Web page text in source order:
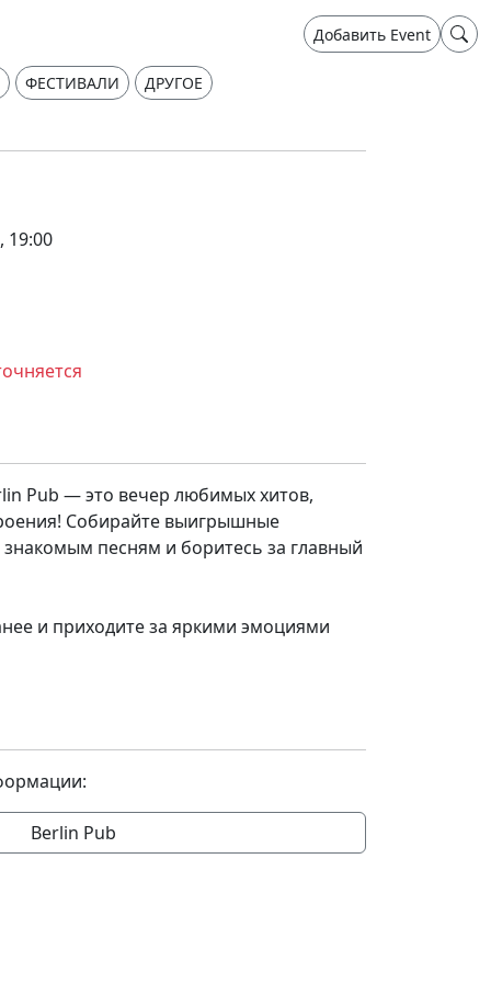
Добавить Event
ФЕСТИВАЛИ ДРУГОЕ
19:00
Pub — это вечер любимых хитов,
Собирайте выигрышные
песням и боритесь за главный
и приходите за яркими эмоциями
Berlin Pub